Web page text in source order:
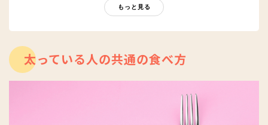
代表取締役に就任。さまざまな分析に基づく、本当に健康効果
のある食事提案、レシピ開発には定評があり、プライベートジ
ム「RIZAP」の立ち上げの際の栄養監修や服部栄養専門学校特
養顧問などを務め、幅広く活動。TVをはじめ各種メディアに出
演。著作に『管理栄養士と医師が認めた 疲れ即とり酢もやし健
康法』(アスコム)などがある。
もっと見る
太っている人の共通の食べ方